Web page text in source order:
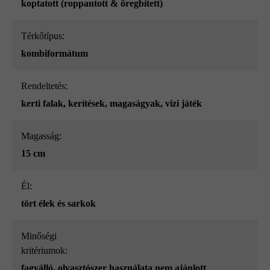
koptatott (roppantott & öregbített)
Térkőtípus:
kombiformátum
Rendeltetés:
kerti falak, kerítések, magaságyak, vizi játék
Magasság:
15 cm
él:
tört élek és sarkok
Minőségi
kritériumok: